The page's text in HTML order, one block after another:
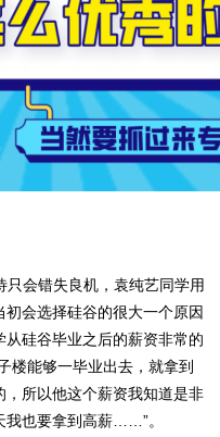
会错失良机，袁纯艺同学用
会选择硅谷的很大一个原因
硅谷毕业之后的薪资非常的
楼能够一毕业出去，就拿到
所以他这个薪资我知道是非
我也要拿到高薪……”。